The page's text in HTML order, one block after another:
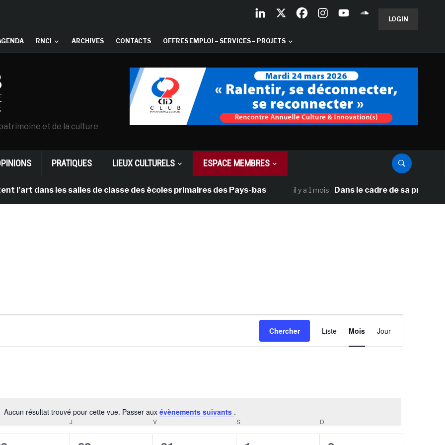
LOGIN
RNCI ARCHIVES CONTACTS OFFRES EMPLOI – SERVICES – PROJETS
et de la culture
PRATIQUES LIEUX CULTURELS ESPACE MEMBRES
dans les salles de classe des écoles primaires des Pays-bas il y a 1 mois Dans le cadre de sa
Notice
Aucun résultat trouvé pour cette vue. Passer aux évènements suivants .
Chercher
de
vues
Liste Mois Jour
J V S D